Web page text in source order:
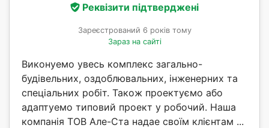
Реквізити підтверджені
Зареєстрований 6 років тому
Зараз на сайті
Виконуемо увесь комплекс загально-
будівельних, оздоблювальних, інженерних та
спеціальних робіт. Також проектуємо або
адаптуемо типовий проект у робочий. Наша
компанія ТОВ Але-Ста надае своїм клієнтам ...